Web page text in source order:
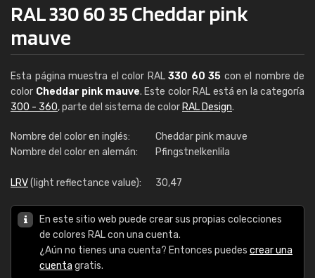
RAL 330 60 35 Cheddar pink
mauve
Esta página muestra el color RAL 330 60 35 con el nombre de
color Cheddar pink mauve. Este color RAL está en la categoría
300 - 360, parte del sistema de color RAL Design.
Nombre del color en inglés:
Cheddar pink mauve
Nombre del color en alemán:
Pfingstnelkenlila
LRV(light reflectance value): 30,47
En este sitio web puede crear sus propias colecciones
de colores RAL con una cuenta.
¿Aún no tienes una cuenta? Entonces puedes crear una
cuenta gratis.